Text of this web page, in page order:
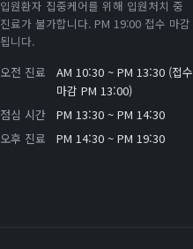
입원환자 집중케어를 위해 입원처치 중
진료가 불가합니다. PM 19:00 접수 마감
됩니다.
오전 진료
AM 10:30 ~ PM 13:30 (접수
마감 PM 13:00)
점심 시간
PM 13:30 ~ PM 14:30
오후 진료
PM 14:30 ~ PM 19:30